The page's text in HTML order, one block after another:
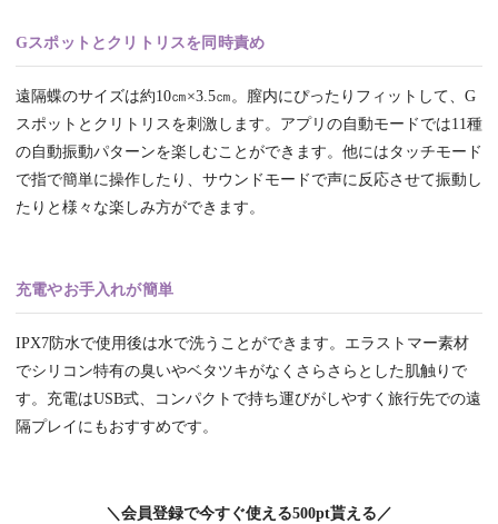
Gスポットとクリトリスを同時責め
遠隔蝶のサイズは約10㎝×3.5㎝。膣内にぴったりフィットして、G
スポットとクリトリスを刺激します。アプリの自動モードでは11種
の自動振動パターンを楽しむことができます。他にはタッチモード
で指で簡単に操作したり、サウンドモードで声に反応させて振動し
たりと様々な楽しみ方ができます。
充電やお手入れが簡単
IPX7防水で使用後は水で洗うことができます。エラストマー素材
でシリコン特有の臭いやベタツキがなくさらさらとした肌触りで
す。充電はUSB式、コンパクトで持ち運びがしやすく旅行先での遠
隔プレイにもおすすめです。
＼会員登録で今すぐ使える500pt貰える／